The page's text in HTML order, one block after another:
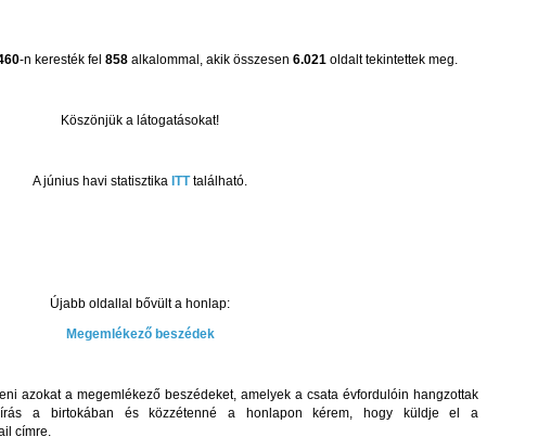
-n keresték fel 858 alkalommal, akik összesen 6.021 oldalt tekintettek meg.
Köszönjük a látogatásokat!
A június havi statisztika ITTtalálható.
Újabb oldallal bővült a honlap:
Megemlékező beszédek
azokat a megemlékező beszédeket, amelyek a csata évfordulóin hangzottak
a birtokában és közzétenné a honlapon kérem, hogy küldje el a
címre.